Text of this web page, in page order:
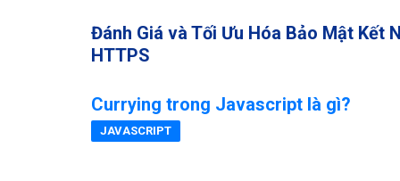
Đánh Giá và Tối Ưu Hóa Bảo Mật Kết
HTTPS
Currying trong Javascript là gì?
JAVASCRIPT